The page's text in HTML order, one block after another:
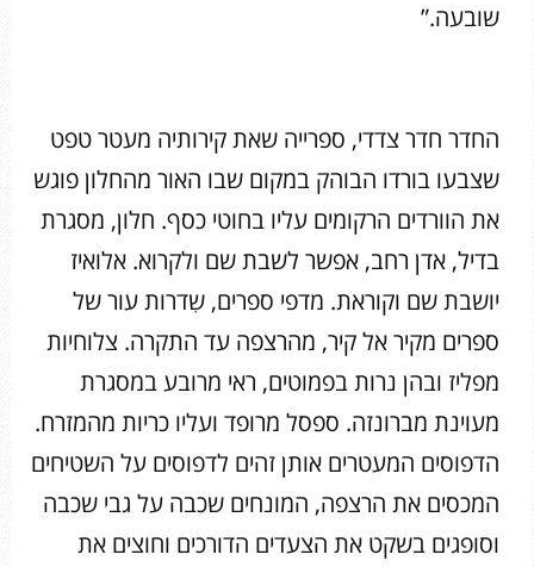
שובעה.”
החדר חדר צדדי, ספרייה שאת קירותיה מעטר טפט
שצבעו בורדו הבוהק במקום שבו האור מהחלון פוגש
את הוורדים הרקומים עליו בחוטי כסף. חלון, מסגרת
בדיל, אדן רחב, אפשר לשבת שם ולקרוא. אלואיז
יושבת שם וקוראת. מדפי ספרים, שִדרות עור של
ספרים מקיר אל קיר, מהרצפה עד התקרה. צלוחיות
מפליז ובהן נרות בפמוטים, ראי מרובע במסגרת
מעוינת מברונזה. ספסל מרופד ועליו כריות מהמזרח.
הדפוסים המעטרים אותן זהים לדפוסים על השטיחים
המכסים את הרצפה, המונחים שכבה על גבי שכבה
וסופגים בשקט את הצעדים הדורכים וחוצים את